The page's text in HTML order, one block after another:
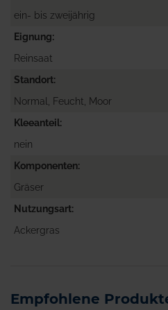
ein- bis zweijährig
Eignung
Reinsaat
Standort
Normal, Feucht, Moor
Kleeanteil
nein
Komponenten
Gräser
Nutzungsart
Ackergras
Empfohlene